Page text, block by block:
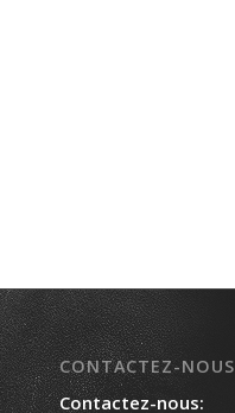
CONTACTEZ-NOUS
Contactez-nous: